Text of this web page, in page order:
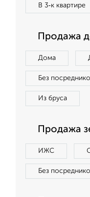
В 3‑к квартире
Продажа
Дома
Без
Из бруса
Продажа
ИЖС
Без